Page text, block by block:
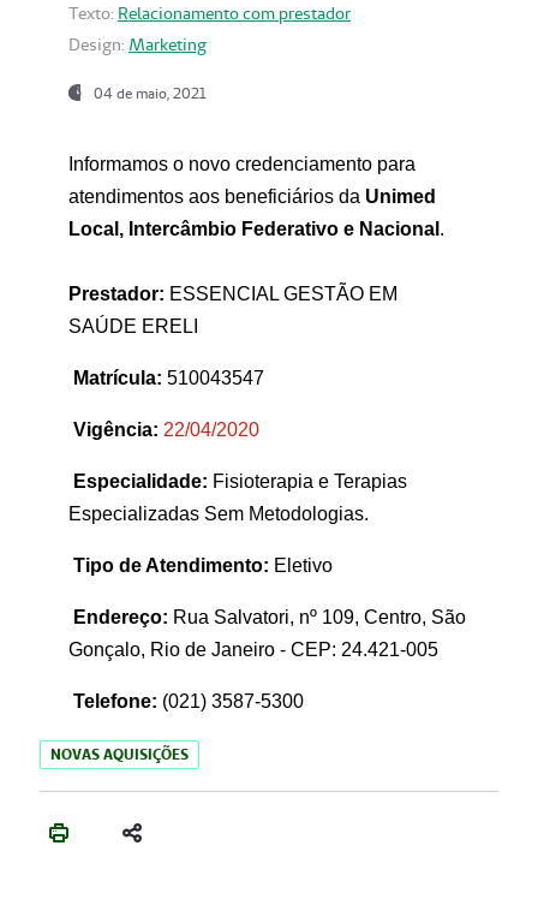
Texto: Relacionamento com prestador
Design: Marketing
04 de maio, 2021
Informamos o novo credenciamento para
atendimentos aos beneficiários da Unimed
Local, Intercâmbio Federativo e Nacional .
Prestador: ESSENCIAL GESTÃO EM
SAÚDE ERELI
Matrícula: 510043547
Vigência: 22/04/2020
Especialidade: Fisioterapia e Terapias
Especializadas Sem Metodologias.
Tipo de Atendimento: Eletivo
Endereço: Rua Salvatori, nº 109, Centro, São
Gonçalo, Rio de Janeiro - CEP: 24.421-005
Telefone: (021) 3587-5300
NOVAS AQUISIÇÕES